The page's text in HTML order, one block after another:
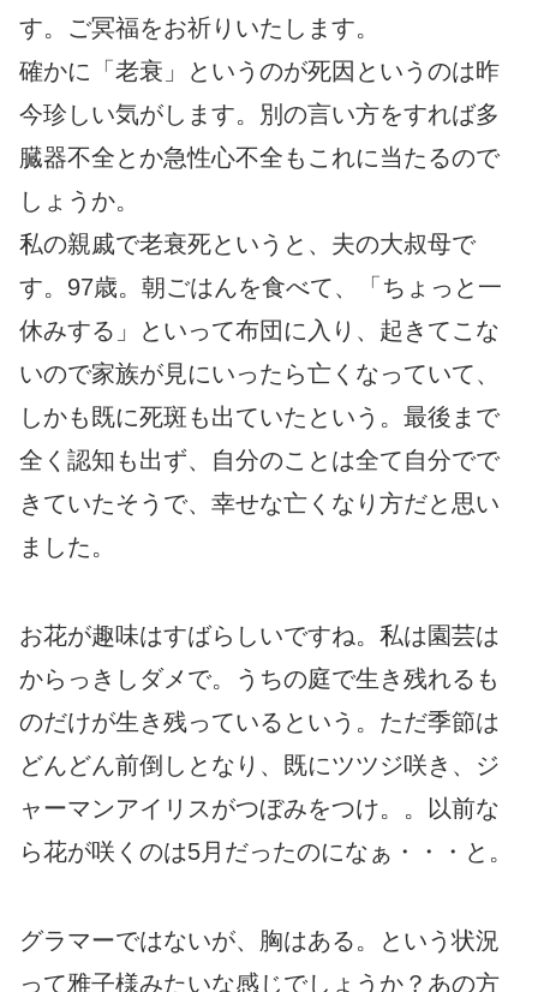
す。ご冥福をお祈りいたします。
確かに「老衰」というのが死因というのは昨
今珍しい気がします。別の言い方をすれば多
臓器不全とか急性心不全もこれに当たるので
しょうか。
私の親戚で老衰死というと、夫の大叔母で
す。97歳。朝ごはんを食べて、「ちょっと一
休みする」といって布団に入り、起きてこな
いので家族が見にいったら亡くなっていて、
しかも既に死斑も出ていたという。最後まで
全く認知も出ず、自分のことは全て自分でで
きていたそうで、幸せな亡くなり方だと思い
ました。
お花が趣味はすばらしいですね。私は園芸は
からっきしダメで。うちの庭で生き残れるも
のだけが生き残っているという。ただ季節は
どんどん前倒しとなり、既にツツジ咲き、ジ
ャーマンアイリスがつぼみをつけ。。以前な
ら花が咲くのは5月だったのになぁ・・・と。
グラマーではないが、胸はある。という状況
って雅子様みたいな感じでしょうか？あの方